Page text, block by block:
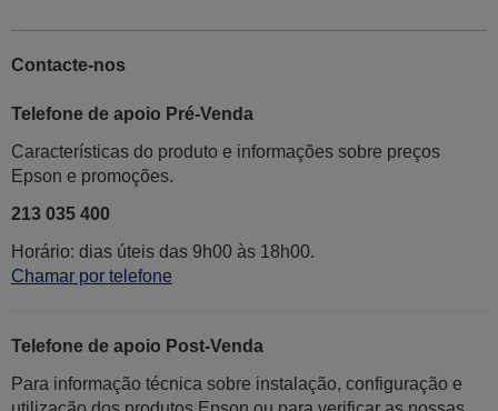
Contacte-nos
Telefone de apoio Pré-Venda
Características do produto e informações sobre preços
Epson e promoções.
213 035 400
Horário: dias úteis das 9h00 às 18h00.
Chamar por telefone
Telefone de apoio Post-Venda
Para informação técnica sobre instalação, configuração e